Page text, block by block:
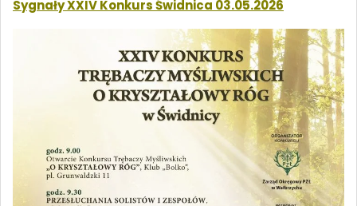
Sygnały XXIV Konkurs Świdnica 03.05.2026